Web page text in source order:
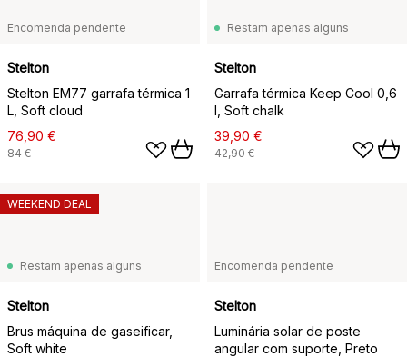
Encomenda pendente
Stelton
Stelton EM77 garrafa térmica 1
L, Soft cloud
76,90 €
84 €
Restam apenas alguns
Stelton
Garrafa térmica Keep Cool 0,6
l, Soft chalk
39,90 €
42,90 €
Restam apenas alguns
Stelton
Brus máquina de gaseificar,
Soft white
WEEKEND DEAL
Encomenda pendente
Stelton
Luminária solar de poste
angular com suporte, Preto